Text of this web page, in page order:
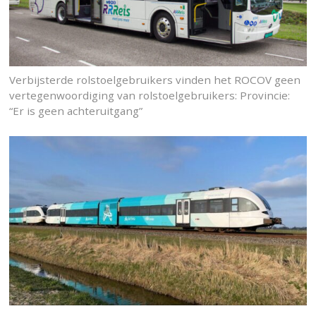
Verbijsterde rolstoelgebruikers vinden het ROCOV geen
vertegenwoordiging van rolstoelgebruikers: Provincie:
“Er is geen achteruitgang”